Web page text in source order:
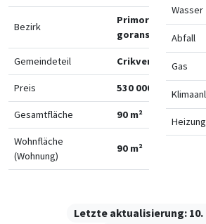
Bezirk
Primorsko-
goranska
Gemeindeteil Crikvenica
Preis 530 000 €
Gesamtfläche 90 m²
Wohnfläche
(Wohnung)
90 m²
Wasser
Abfall
Gas
Heizung
Letzte aktualisierung: 10.